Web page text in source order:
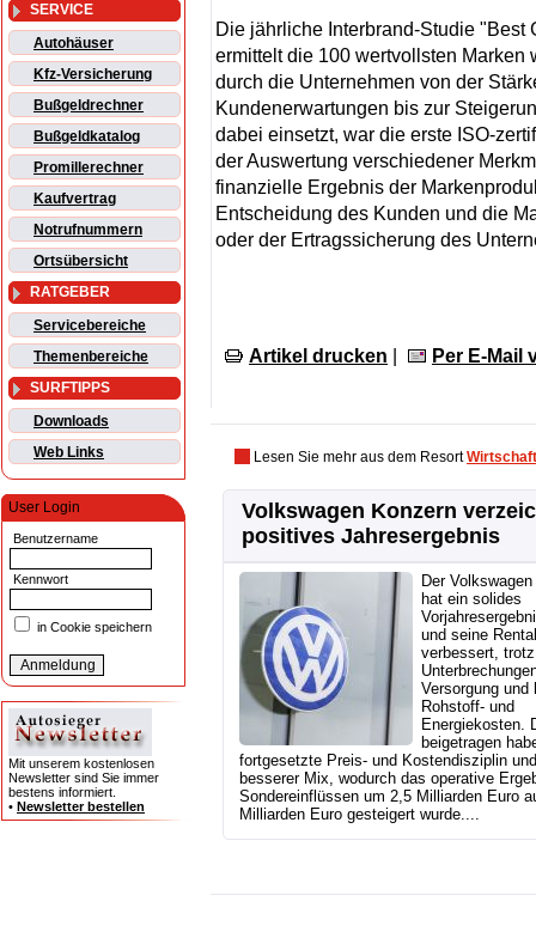
SERVICE
Autohäuser
Kfz-Versicherung
Bußgeldrechner
Bußgeldkatalog
Promillerechner
Kaufvertrag
Notrufnummern
Ortsübersicht
RATGEBER
Servicebereiche
Themenbereiche
SURFTIPPS
Downloads
Web Links
User Login
Benutzername
Kennwort
in Cookie speichern
Mit unserem kostenlosen
Newsletter sind Sie immer
bestens informiert.
• Newsletter bestellen
Die jährliche Interbrand-Studie "Best
ermittelt die 100 wertvollsten
durch die Unternehmen von der
Kundenerwartungen bis zur
dabei einsetzt, war die erste ISO-
der Auswertung verschiedener
finanzielle Ergebnis der
Entscheidung des Kunden und die
oder der Ertragssicherung des
Artikel drucken Per E-Mail
Lesen Sie mehr aus dem ResortWirtschaft
Volkswagen Konzern
positives Jahresergebnis
Der
hat ein solides
und seine
verbessert, trotz
Versorgung und
Rohstoff- und
Energiekosten.
beigetragen
fortgesetzte Preis- und Kostendisziplin
besserer Mix, wodurch das operative
Sondereinflüssen um 2,5 Milliarden Euro
Milliarden Euro gesteigert wurde....